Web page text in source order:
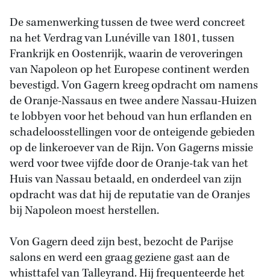
De samenwerking tussen de twee werd concreet
na het Verdrag van Lunéville van 1801, tussen
Frankrijk en Oostenrijk, waarin de veroveringen
van Napoleon op het Europese continent werden
bevestigd. Von Gagern kreeg opdracht om namens
de Oranje-Nassaus en twee andere Nassau-Huizen
te lobbyen voor het behoud van hun erflanden en
schadeloosstellingen voor de onteigende gebieden
op de linkeroever van de Rijn. Von Gagerns missie
werd voor twee vijfde door de Oranje-tak van het
Huis van Nassau betaald, en onderdeel van zijn
opdracht was dat hij de reputatie van de Oranjes
bij Napoleon moest herstellen.
Von Gagern deed zijn best, bezocht de Parijse
salons en werd een graag geziene gast aan de
whisttafel van Talleyrand. Hij frequenteerde het